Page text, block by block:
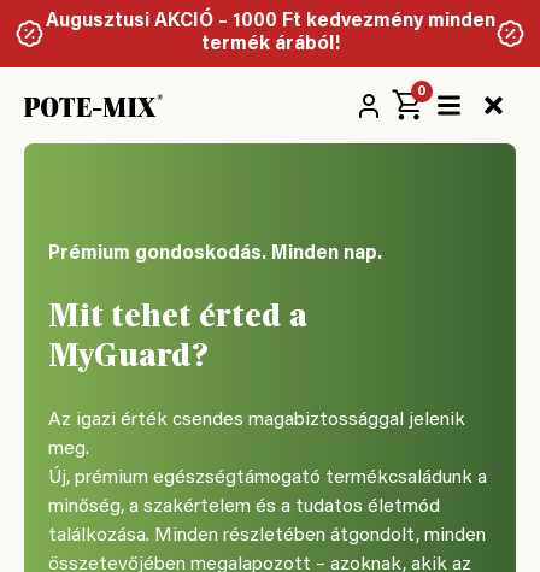
Augusztusi AKCIÓ – 1000 Ft kedvezmény minden
termék árából!
0
Prémium gondoskodás. Minden nap.
Mit tehet érted a
MyGuard?
Az igazi érték csendes magabiztossággal jelenik
meg.
Új, prémium egészségtámogató termékcsaládunk a
minőség, a szakértelem és a tudatos életmód
találkozása. Minden részletében átgondolt, minden
összetevőjében megalapozott – azoknak, akik az